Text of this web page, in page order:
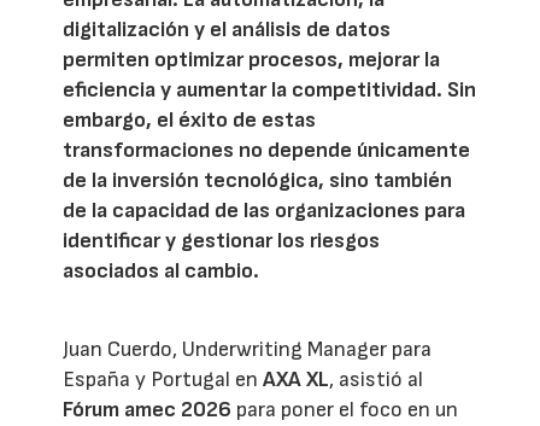
digitalización y el análisis de datos
permiten optimizar procesos, mejorar la
eficiencia y aumentar la competitividad. Sin
embargo, el éxito de estas
transformaciones no depende únicamente
de la inversión tecnológica, sino también
de la capacidad de las organizaciones para
identificar y gestionar los riesgos
asociados al cambio.
Juan Cuerdo, Underwriting Manager para
España y Portugal enAXA XL, asistió al
Fórum amec 2026 para poner el foco en un